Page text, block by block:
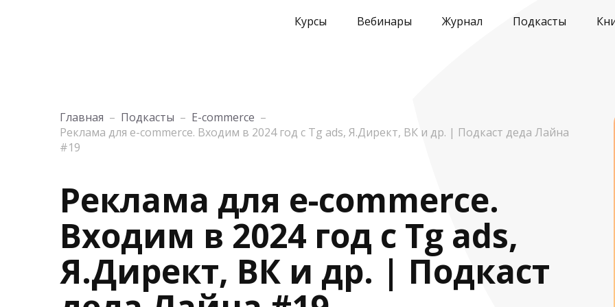
Курсы Вебинары Журнал Подкасты
Главная – Подкасты – E-commerce –
Реклама для e-commerce. Входим в 2024 год с Tg ads, Я.Директ, ВК и др. | Подкаст деда Лайна
#19
Реклама для e-commerce.
Входим в 2024 год с Tg ads,
Я.Директ, ВК и др. | Подкаст